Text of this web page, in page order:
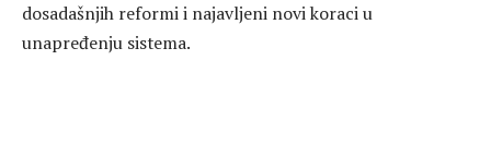
dosadašnjih reformi i najavljeni novi koraci u
unapređenju sistema.